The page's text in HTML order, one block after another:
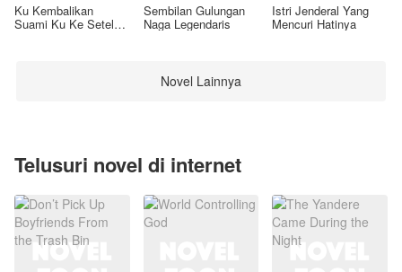
Ku Kembalikan
Suami Ku Ke Setelan
Sembilan Gulungan
Naga Legendaris
Istri Jenderal Yang
Mencuri Hatinya
Novel Lainnya
Telusuri novel di internet